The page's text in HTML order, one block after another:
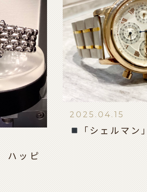
ハッピ
2025.04.15
「シェルマン」